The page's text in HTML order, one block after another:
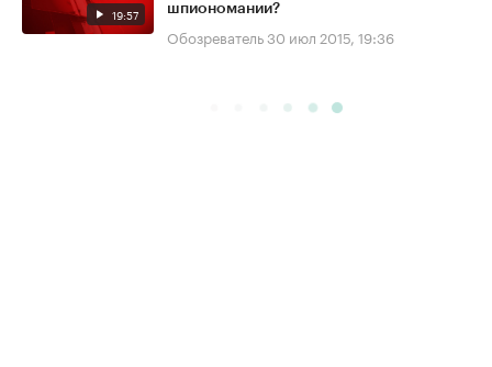
19:57
шпиономании?
Обозреватель30 июл 2015, 19:36